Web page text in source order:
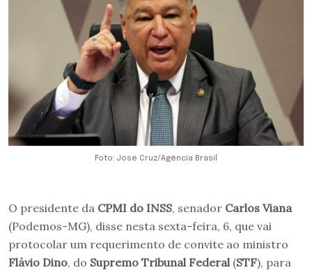
Foto: José Cruz/Agência Brasil
O presidente da CPMI do INSS, senador Carlos Viana
(Podemos-MG), disse nesta sexta-feira, 6, que vai
protocolar um requerimento de convite ao ministro
Flávio Dino, do Supremo Tribunal Federal (STF), para